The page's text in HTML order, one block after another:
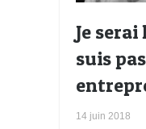
Je
suis
14 juin 2018